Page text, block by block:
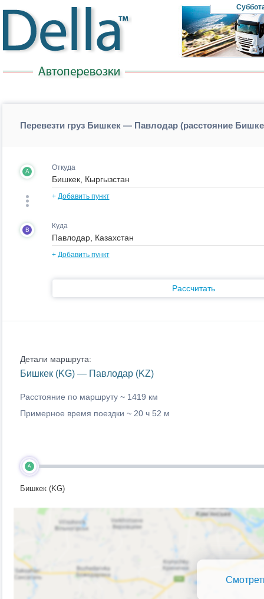
Перевезти груз Бишкек — Павлодар (расстояние
A Откуда
+ Добавить пункт
B Куда
+ Добавить пункт
Рассчитать
Детали маршрута:
Бишкек (KG) — Павлодар (KZ)
Расстояние по маршруту ~ 1419 км
Примерное время поездки ~ 20 ч 52 м
A
Бишкек (KG)